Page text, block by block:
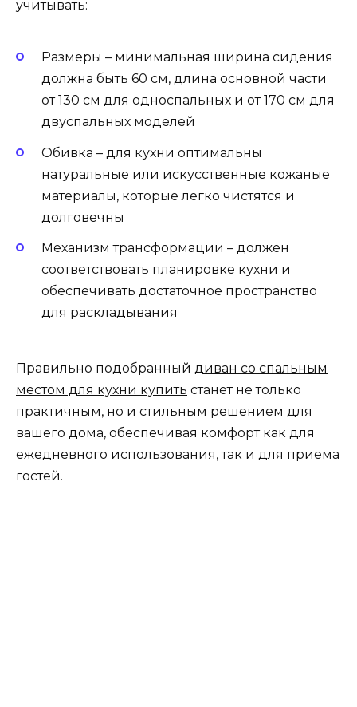
учитывать:
Размеры – минимальная ширина сидения
должна быть 60 см, длина основной части
от 130 см для односпальных и от 170 см для
двуспальных моделей
Обивка – для кухни оптимальны
натуральные или искусственные кожаные
материалы, которые легко чистятся и
долговечны
Механизм трансформации – должен
соответствовать планировке кухни и
обеспечивать достаточное пространство
для раскладывания
Правильно подобранный диван со спальным
местом для кухни купить станет не только
практичным, но и стильным решением для
вашего дома, обеспечивая комфорт как для
ежедневного использования, так и для приема
гостей.